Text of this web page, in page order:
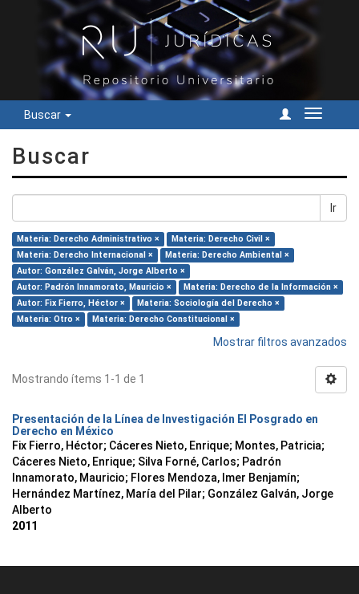
Buscar
Cambiar
Buscar
Ir
Materia: Derecho Administrativo ×
Materia: Derecho Civil ×
Materia: Derecho Internacional ×
Materia: Derecho Ambiental ×
Autor: González Galván, Jorge Alberto ×
Autor: Padrón Innamorato, Mauricio ×
Materia: Derecho de la Información ×
Autor: Fix Fierro, Héctor ×
Materia: Sociología del Derecho ×
Materia: Otro ×
Materia: Derecho Constitucional ×
Mostrar filtros avanzados
Mostrando ítems 1-1 de 1
Presentación de la Línea de Investigación El Posgrado en
Derecho en México
Fix Fierro, Héctor; Cáceres Nieto, Enrique; Montes, Patricia;
Cáceres Nieto, Enrique; Silva Forné, Carlos; Padrón
Innamorato, Mauricio; Flores Mendoza, Imer Benjamín;
Hernández Martínez, María del Pilar; González Galván, Jorge
Alberto
2011